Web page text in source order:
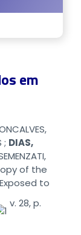
em
; DIAS,
of the
to
v. 28, p.